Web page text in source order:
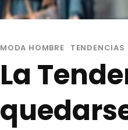
MODA HOMBRE TENDENCIAS
La